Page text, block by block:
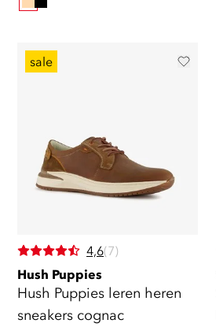
sale
4,6(7)
Hush Puppies
Hush Puppies leren heren
sneakers cognac